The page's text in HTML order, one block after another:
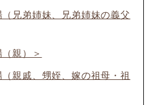
兄弟姉妹、兄弟姉妹の義父
親）＞
親戚、甥姪、嫁の祖母・祖